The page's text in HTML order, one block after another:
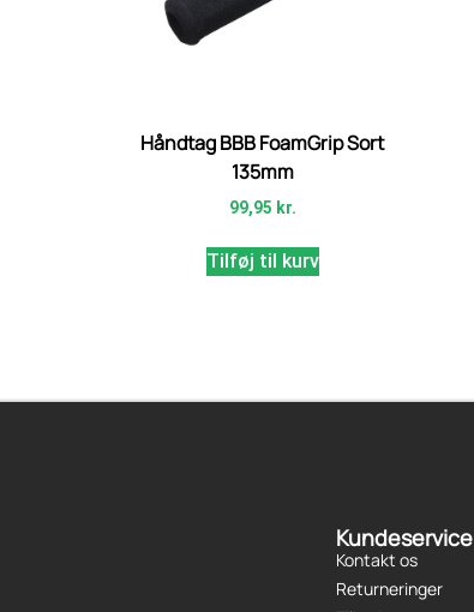
Håndtag BBB FoamGrip Sort
135mm
99,95 kr.
Tilføj til kurv
Kundeservice
Kontakt os
Returneringer